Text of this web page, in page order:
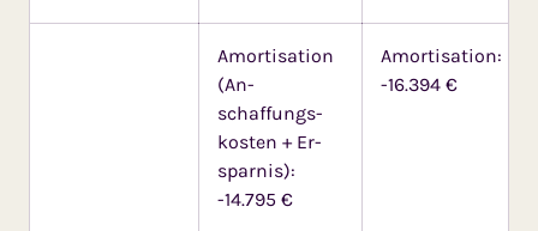
Amortisation
(An­
schaffungs­
kos­ten + Er­
spar­nis):
-14.795 €
Amortisation:
-16.394 €